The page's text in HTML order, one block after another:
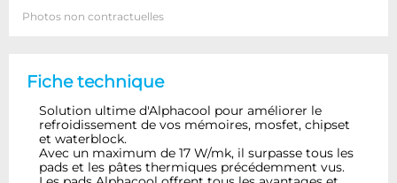
Photos non contractuelles
Fiche technique
Solution ultime d'Alphacool pour améliorer le
refroidissement de vos mémoires, mosfet, chipset
et waterblock.
Avec un maximum de 17 W/mk, il surpasse tous les
pads et les pâtes thermiques précédemment vus.